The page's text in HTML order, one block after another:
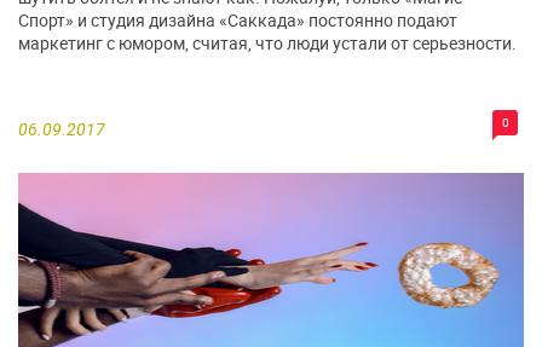
06.09.2017 0
Спорт» и студия дизайна «Саккада» постоянно подают
маркетинг с юмором, считая, что люди устали от серьезности.